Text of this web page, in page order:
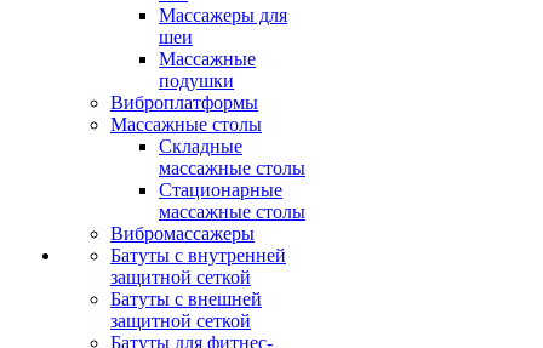
Массажеры для
шеи
Массажные
подушки
Виброплатформы
Массажные столы
Складные
массажные столы
Стационарные
массажные столы
Вибромассажеры
Батуты с внутренней
защитной сеткой
Батуты с внешней
защитной сеткой
Батуты для фитнес-